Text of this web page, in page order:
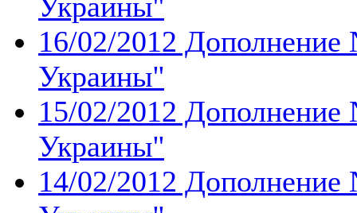
16/02/2012 Дополнение
Украины''
15/02/2012 Дополнение
Украины''
14/02/2012 Дополнение